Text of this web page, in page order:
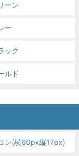
ーン
ー
ック
ルド
ン(横60px縦17px)